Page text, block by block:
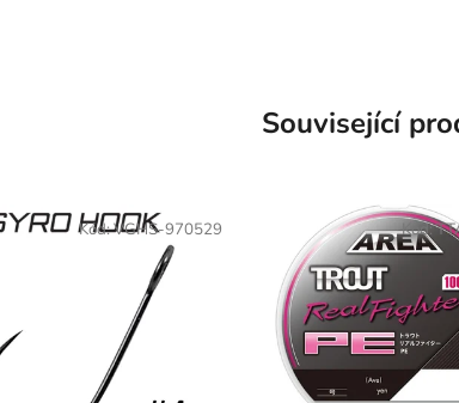
Související
Kód:VGHS-970529 Kód: